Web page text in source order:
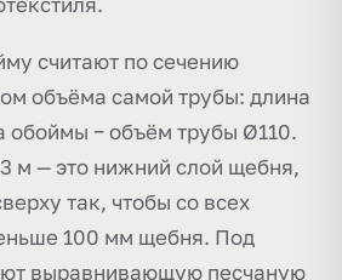
считают по сечению
объёма самой трубы: длина
обоймы − объём трубы Ø110.
м — это нижний слой щебня,
так, чтобы со всех
100 мм щебня. Под
выравнивающую песчаную